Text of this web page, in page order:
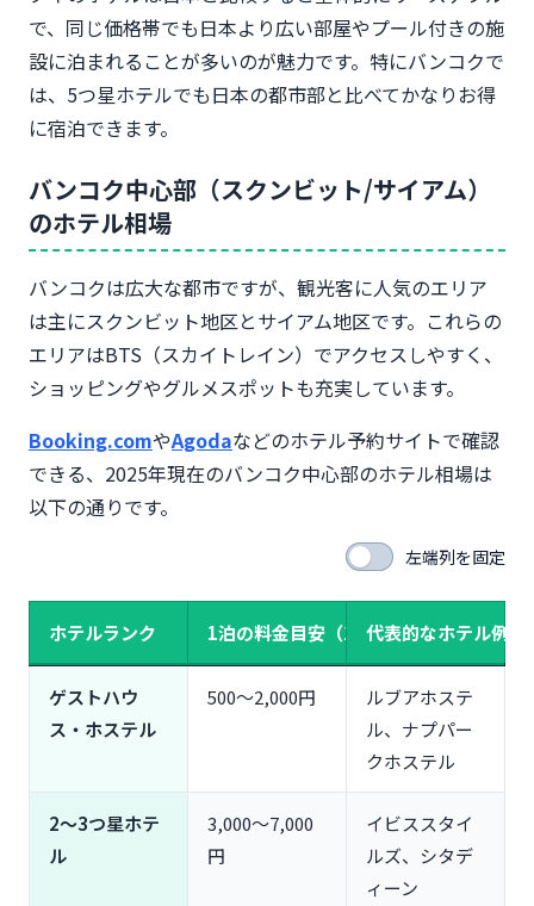
で、同じ価格帯でも日本より広い部屋やプール付きの施
設に泊まれることが多いのが魅力です。特にバンコクで
は、5つ星ホテルでも日本の都市部と比べてかなりお得
に宿泊できます。
バンコク中心部（スクンビット/サイアム）
のホテル相場
バンコクは広大な都市ですが、観光客に人気のエリア
は主にスクンビット地区とサイアム地区です。これらの
エリアはBTS（スカイトレイン）でアクセスしやすく、
ショッピングやグルメスポットも充実しています。
Booking.comやAgodaなどのホテル予約サイトで確認
できる、2025年現在のバンコク中心部のホテル相場は
以下の通りです。
左端列を固定
ホテルランク 1泊の料金目安（1室）代表的なホテル例
ゲストハウ
ス・ホステル
500〜2,000円
ルブアホステ
ル、ナプパー
クホステル
2〜3つ星ホテ
ル
3,000〜7,000
円
イビススタイ
ルズ、シタデ
ィーン